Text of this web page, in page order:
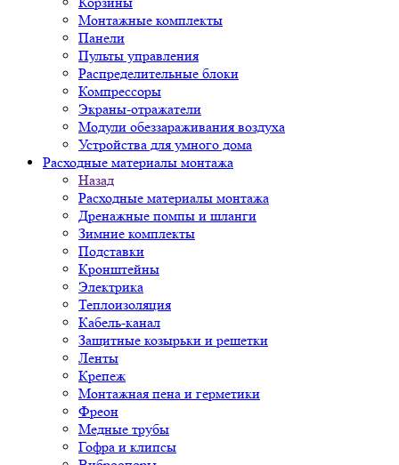
Монтажные комплекты
Панели
Пульты управления
Распределительные блоки
Компрессоры
Экраны-отражатели
Модули обеззараживания воздуха
Устройства для умного дома
Расходные материалы монтажа
Назад
Расходные материалы монтажа
Дренажные помпы и шланги
Зимние комплекты
Подставки
Кронштейны
Электрика
Теплоизоляция
Кабель-канал
Защитные козырьки и решетки
Ленты
Крепеж
Монтажная пена и герметики
Фреон
Медные трубы
Гофра и клипсы